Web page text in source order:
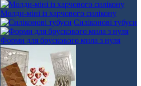
Молди-міні із харчового силікону
Силіконові тубуси
Форми для брускового мила з нуля